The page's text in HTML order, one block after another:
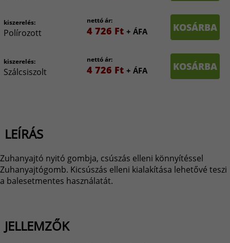
kiszerelés:
Polírozott
nettó ár:
4 726 Ft + ÁFA KOSÁRBA
kiszerelés:
Szálcsiszolt
nettó ár:
4 726 Ft + ÁFA KOSÁRBA
LEÍRÁS
Zuhanyajtó nyitó gombja, csúszás elleni könnyítéssel
Zuhanyajtógomb. Kicsúszás elleni kialakítása lehetővé teszi
a balesetmentes használatát.
JELLEMZŐK